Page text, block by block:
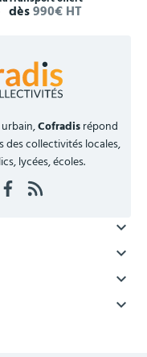
dès990€ HT
Cofradisrépond
des collectivités locales,
lycées, écoles.



